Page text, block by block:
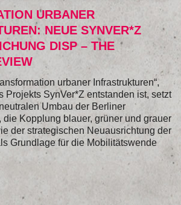
URBANER
NEUE SYNVER*Z
DISP – THE
urbaner Infrastrukturen“,
Projekts SynVer*Z entstanden ist, setzt
Umbau der Berliner
die Kopplung blauer, grüner und grauer
der strategischen Neuausrichtung der
Grundlage für die Mobilitätswende